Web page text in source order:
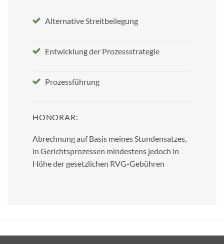
Alternative Streitbeilegung
Entwicklung der Prozessstrategie
Prozessführung
HONORAR:
Abrechnung auf Basis meines Stundensatzes,
in Gerichtsprozessen mindestens jedoch in
Höhe der gesetzlichen RVG-Gebühren